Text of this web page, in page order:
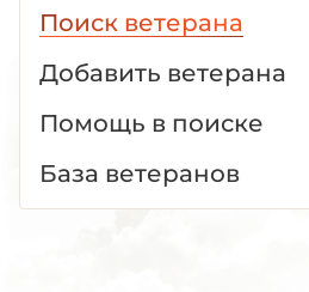
Поиск ветерана
Добавить ветерана
Помощь в поиске
База ветеранов